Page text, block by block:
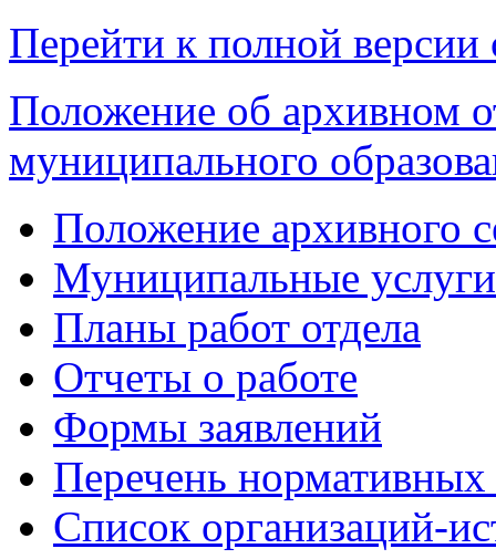
Перейти к полной версии
Положение об архивном
муниципального
Положение архивного
Муниципальные услуги
Планы работ отдела
Отчеты о работе
Формы заявлений
Перечень нормативных
Список организаций-